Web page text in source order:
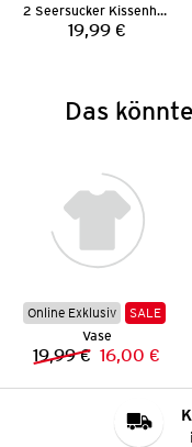
2 Seersucker Kissenhüllen
Preis:
19,99 €
Das
Online Exklusiv
SALE
Vase
Vorheriger
19,99 € Neuer Preis:
16,00 €